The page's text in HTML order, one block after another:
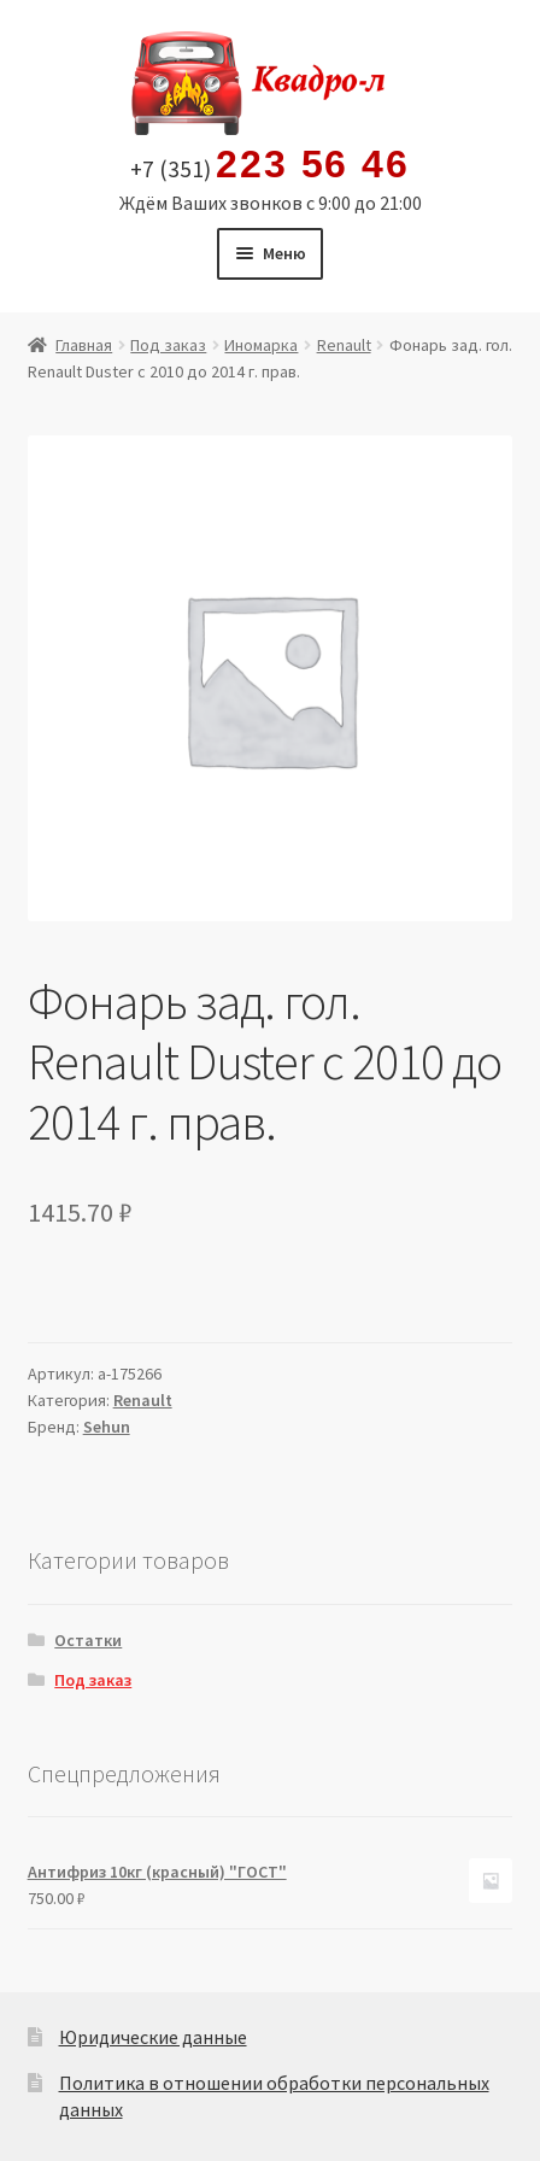
содержимому
+7 (351) 223 56 46
Ждём Ваших звонков с 9:00 до 21:00
Меню
Витрина
Юридические данные
Главная Под заказ Иномарка Renault
Фонарь зад. гол.
Renault Duster c 2010 до 2014 г. прав.
Фонарь зад. гол.
Renault Duster c 2010 до
2014 г. прав.
1415.70 ₽
Артикул: a-175266
Категория: Renault
Бренд: Sehun
Категории товаров
Остатки
Под заказ
Спецпредложения
Антифриз 10кг (красный) "ГОСТ"
750.00₽
Юридические данные
Политика в отношении обработки персональных
данных